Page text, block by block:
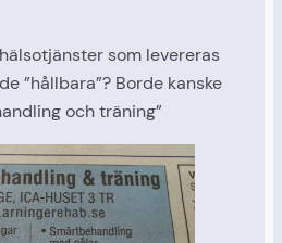
som levereras
”hållbara”? Borde kanske
och träning”